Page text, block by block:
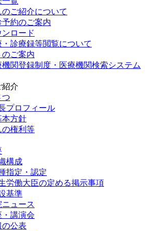
のご紹介について
約のご案内
ロード
診療録等閲覧について
のご案内
関登録制度・医療機関検索システム
紹介
つ
プロフィール
本方針
の権利等
構成
指定・認定
労働大臣の定める掲示事項
基準
ュース
講演会
公表